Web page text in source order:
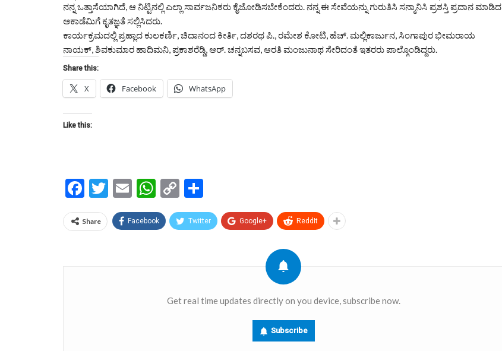
ನನ್ನ ಒತ್ತಾಸೆಯಾಗಿದೆ, ಆ ನಿಟ್ಟಿನಲ್ಲಿ ಎಲ್ಲಾ ಸಾರ್ವಜನಿಕರು ಕೈಜೋಡಿಸಬೇಕೆಂದರು. ನನ್ನ ಈ ಸೇವೆಯನ್ನು ಗುರುತಿಸಿ ಸನ್ಮಾನಿಸಿ ಪ್ರಶಸ್ತಿ ಪ್ರದಾನ ಮಾಡಿದ
ಅಕಾಡೆಮಿಗೆ ಕೃತಜ್ಞತೆ ಸಲ್ಲಿಸಿದರು.
ಕಾರ್ಯಕ್ರಮದಲ್ಲಿ ಪ್ರಹ್ಲಾದ ಕುಲಕರ್ಣಿ, ಚಿದಾನಂದ ಕೀರ್ತಿ, ದಶರಥ ಪಿ., ರಮೇಶ ಕೋಟಿ, ಹೆಚ್. ಮಲ್ಲಿಕಾರ್ಜುನ, ಸಿಂಗಾಪುರ ಭೀಮರಾಯ
ನಾಯಕ್, ಶಿವಕುಮಾರ ಹಾದಿಮನಿ, ಪ್ರಕಾಶರೆಡ್ಡಿ, ಆರ್. ಚನ್ನಬಸವ, ಆರತಿ ಮಂಜುನಾಥ ಸೇರಿದಂತೆ ಇತರರು ಪಾಲ್ಗೊಂಡಿದ್ದರು.
Share this:
X Facebook WhatsApp
Like this:
Facebook
Twitter
EmailWhatsApp
Copy
Link
Share Facebook Twitter Google+ ReddIt
Get real time updates directly on you device, subscribe now.
Subscribe